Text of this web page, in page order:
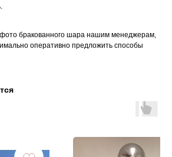
бракованного шара нашим менеджерам,
оперативно предложить способы